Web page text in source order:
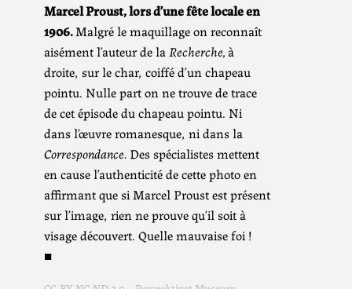
Marcel Proust, lors d’une fête locale en
1906.Malgré le maquillage on reconnaît
aisément l’auteur de laRecherche, à
droite, sur le char, coiffé d’un chapeau
pointu. Nulle part on ne trouve de trace
de cet épisode du chapeau pointu. Ni
dans l’œuvre romanesque, ni dans la
Correspondance. Des spécialistes mettent
en cause l’authenticité de cette photo en
affirmant que si Marcel Proust est présent
sur l’image, rien ne prouve qu’il soit à
visage découvert. Quelle mauvaise foi !
■